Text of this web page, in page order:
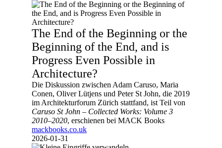
The End of the Beginning or the
Beginning of the End, and is
Progress Even Possible in
Architecture?
Die Diskussion zwischen Adam Caruso, Maria
Conen, Oliver Lütjens und Peter St John, die 2019
im Architekturforum Zürich stattfand, ist Teil von
Caruso St John – Collected Works: Volume 3
2010–2020, erschienen bei MACK Books
mackbooks.co.uk
2026-01-31